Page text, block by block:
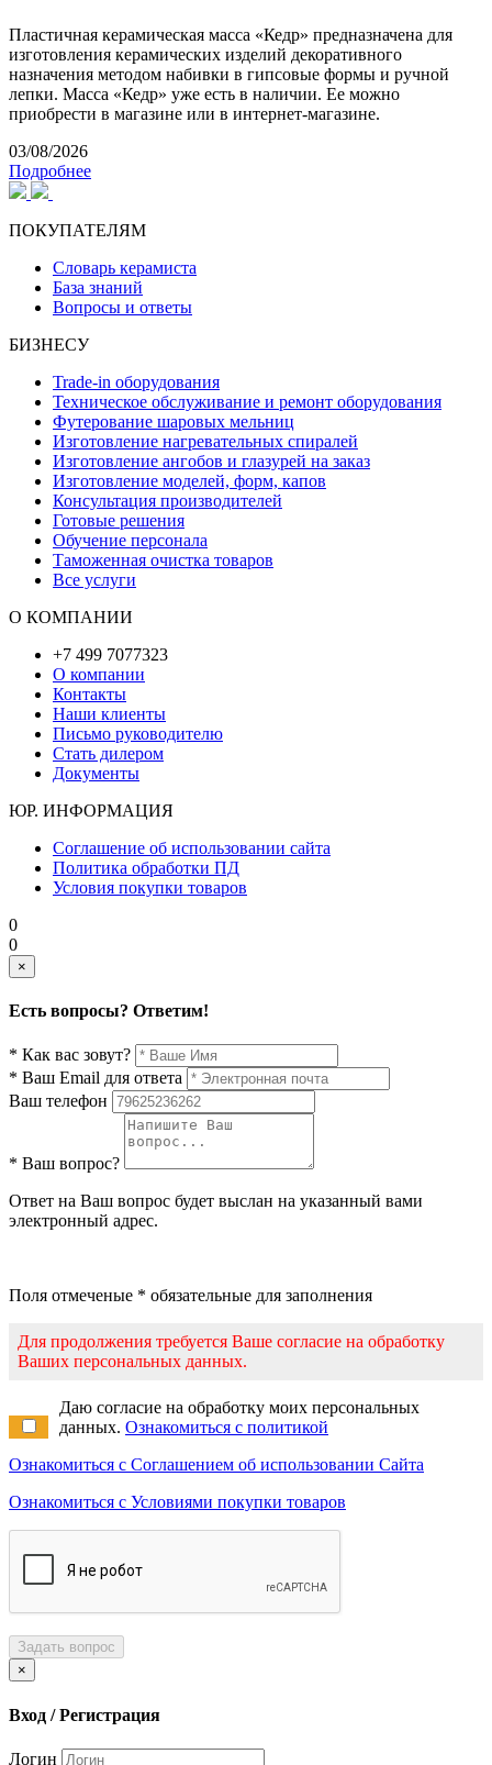
Пластичная керамическая масса «Кедр» предназначена для
изготовления керамических изделий декоративного
назначения методом набивки в гипсовые формы и ручной
лепки. Масса «Кедр» уже есть в наличии. Ее можно
приобрести в магазине или в интернет-магазине.
03/08/2026
Подробнее
ПОКУПАТЕЛЯМ
Словарь керамиста
База знаний
Вопросы и ответы
БИЗНЕСУ
Trade-in оборудования
Техническое обслуживание и ремонт оборудования
Футерование шаровых мельниц
Изготовление нагревательных спиралей
Изготовление ангобов и глазурей на заказ
Изготовление моделей, форм, капов
Консультация производителей
Готовые решения
Обучение персонала
Таможенная очистка товаров
Все услуги
О КОМПАНИИ
+7 499 7077323
О компании
Контакты
Наши клиенты
Письмо руководителю
Стать дилером
Документы
ЮР. ИНФОРМАЦИЯ
Соглашение об использовании сайта
Политика обработки ПД
Условия покупки товаров
0
0
×
Есть вопросы? Ответим!
* Как вас зовут?
* Ваш Email для ответа
Ваш телефон
* Ваш вопрос?
Ответ на Ваш вопрос будет выслан на указанный вами
электронный адрес.
Поля отмеченые * обязательные для заполнения
Для продолжения требуется Ваше согласие на обработку
Ваших персональных данных.
Даю согласие на обработку моих персональных
данных. Ознакомиться с политикой
Ознакомиться с Соглашением об использовании Сайта
Ознакомиться с Условиями покупки товаров
Задать вопрос
×
Вход / Регистрация
Логин